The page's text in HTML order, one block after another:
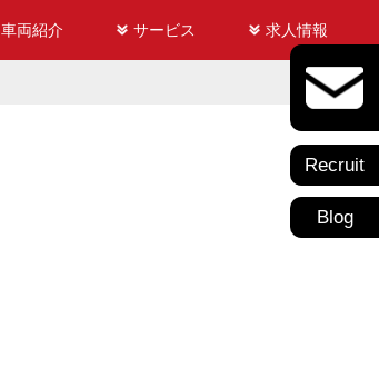
車両紹介 サービス 求人情報
Recruit
Blog